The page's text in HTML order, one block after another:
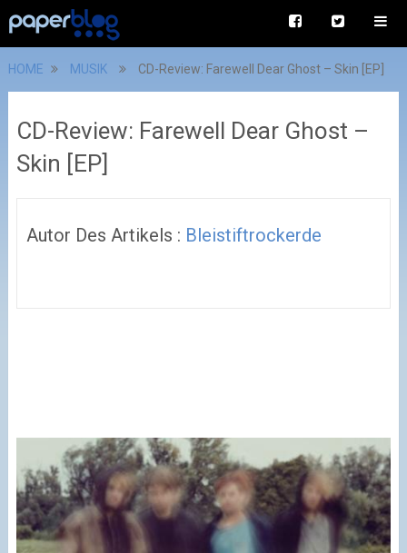
HOME MUSIK CD-Review: Farewell Dear Ghost – Skin [EP]
CD-Review: Farewell Dear Ghost –
Skin [EP]
Autor Des Artikels : Bleistiftrockerde